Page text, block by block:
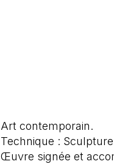
Art contemporain.
Technique :
Œuvre signée et